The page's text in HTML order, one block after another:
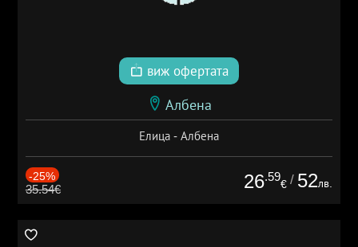
виж офертата
Албена
Елица - Албена
-25%
35.54€ 26.59
€ / 52лв.